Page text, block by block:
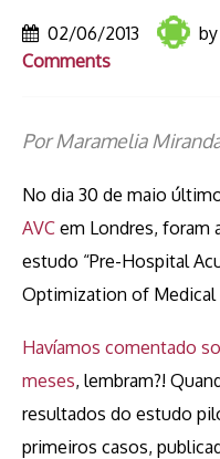
02/06/2013 by
Comments
Por Maramelia
No dia 30 de maio
AVC em Londres, foram
estudo “Pre-Hospital
Optimization of Medical
Havíamos comentado
meses, lembram?!
resultados do estudo
primeiros casos,